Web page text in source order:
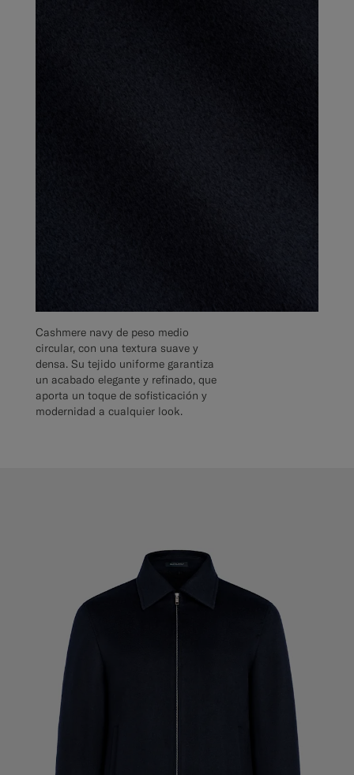
Cashmere navy de peso medio
circular, con una textura suave y
densa. Su tejido uniforme garantiza
un acabado elegante y refinado, que
aporta un toque de sofisticación y
modernidad a cualquier look.